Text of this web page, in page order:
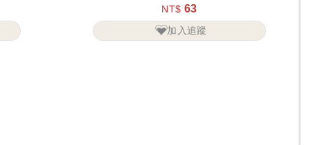
NT$ 63
加入追蹤